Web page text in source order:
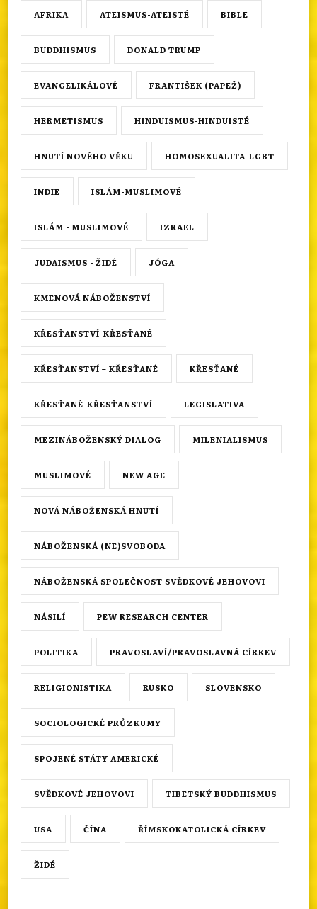
AFRIKA ATEISMUS-ATEISTÉ BIBLE
BUDDHISMUS DONALD TRUMP
EVANGELIKÁLOVÉ FRANTIŠEK (PAPEŽ)
HERMETISMUS HINDUISMUS-HINDUISTÉ
HNUTÍ NOVÉHO VĚKU HOMOSEXUALITA-LGBT
INDIE ISLÁM-MUSLIMOVÉ
ISLÁM - MUSLIMOVÉ IZRAEL
JUDAISMUS - ŽIDÉ JÓGA
KMENOVÁ NÁBOŽENSTVÍ
KŘESŤANSTVÍ-KŘESŤANÉ
KŘESŤANSTVÍ – KŘESŤANÉ KŘESŤANÉ
KŘESŤANÉ-KŘESŤANSTVÍ LEGISLATIVA
MEZINÁBOŽENSKÝ DIALOG MILENIALISMUS
MUSLIMOVÉ NEW AGE
NOVÁ NÁBOŽENSKÁ HNUTÍ
NÁBOŽENSKÁ (NE)SVOBODA
NÁBOŽENSKÁ SPOLEČNOST SVĚDKOVÉ JEHOVOVI
NÁSILÍ PEW RESEARCH CENTER
POLITIKA PRAVOSLAVÍ/PRAVOSLAVNÁ CÍRKEV
RELIGIONISTIKA RUSKO SLOVENSKO
SOCIOLOGICKÉ PRŮZKUMY
SPOJENÉ STÁTY AMERICKÉ
SVĚDKOVÉ JEHOVOVI TIBETSKÝ BUDDHISMUS
USA ČÍNA ŘÍMSKOKATOLICKÁ CÍRKEV
ŽIDÉ